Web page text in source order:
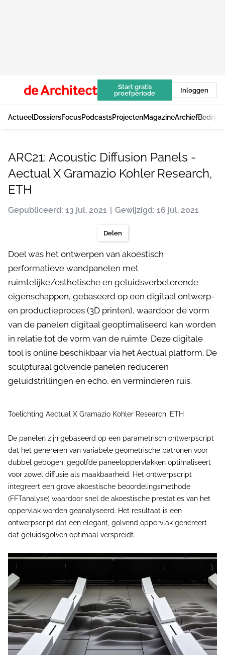
Start gratis
proefperiode
Inloggen
ActueelDossiersFocusPodcastsProjectenMagazineArchief
ARC21: Acoustic Diffusion Panels -
Aectual X Gramazio Kohler Research,
ETH
Gepubliceerd: 13 jul. 2021 Gewijzigd: 16 jul. 2021
Delen
Doel was het ontwerpen van akoestisch
performatieve wandpanelen met
ruimtelijke/esthetische en geluidsverbeterende
eigenschappen, gebaseerd op een digitaal ontwerp-
en productieproces (3D printen), waardoor de vorm
van de panelen digitaal geoptimaliseerd kan worden
in relatie tot de vorm van de ruimte. Deze digitale
tool is online beschikbaar via het Aectual platform. De
sculpturaal golvende panelen reduceren
geluidstrillingen en echo, en verminderen ruis.
Toelichting Aectual X Gramazio Kohler Research, ETH
De panelen zijn gebaseerd op een parametrisch ontwerpscript
dat het genereren van variabele geometrische patronen voor
dubbel gebogen, gegolfde paneeloppervlakken optimaliseert
voor zowel diffusie als maakbaarheid. Het ontwerpscript
integreert een grove akoestische beoordelingsmethode
(FFTanalyse) waardoor snel de akoestische prestaties van het
oppervlak worden geanalyseerd. Het resultaat is een
ontwerpscript dat een elegant, golvend oppervlak genereert
dat geluidsgolven optimaal verspreidt.